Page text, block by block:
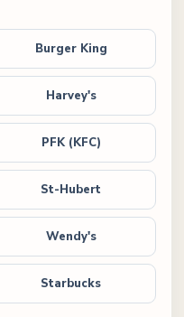
Burger King
Harvey's
PFK (KFC)
St-Hubert
Wendy's
Starbucks